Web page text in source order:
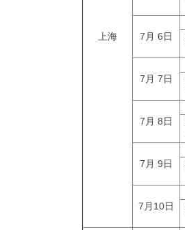
上海 7月 6日
7月 7日
7月 8日
7月 9日
7月10日